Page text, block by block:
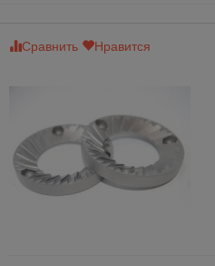
Сравнить Нравится